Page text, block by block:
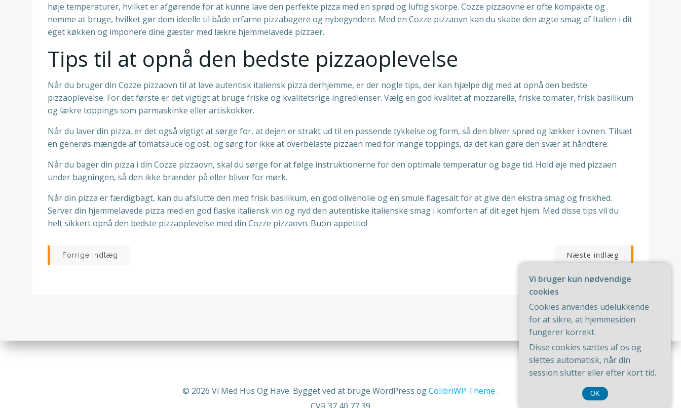
høje temperaturer, hvilket er afgørende for at kunne lave den perfekte pizza med en sprød og luftig skorpe. Cozze pizzaovne er ofte kompakte og
nemme at bruge, hvilket gør dem ideelle til både erfarne pizzabagere og nybegyndere. Med en Cozze pizzaovn kan du skabe den ægte smag af Italien i dit
eget køkken og imponere dine gæster med lækre hjemmelavede pizzaer.
Tips til at opnå den bedste pizzaoplevelse
Når du bruger din Cozze pizzaovn til at lave autentisk italiensk pizza derhjemme, er der nogle tips, der kan hjælpe dig med at opnå den bedste
pizzaoplevelse. For det første er det vigtigt at bruge friske og kvalitetsrige ingredienser. Vælg en god kvalitet af mozzarella, friske tomater, frisk basilikum
og lækre toppings som parmaskinke eller artiskokker.
Når du laver din pizza, er det også vigtigt at sørge for, at dejen er strakt ud til en passende tykkelse og form, så den bliver sprød og lækker i ovnen. Tilsæt
en generøs mængde af tomatsauce og ost, og sørg for ikke at overbelaste pizzaen med for mange toppings, da det kan gøre den svær at håndtere.
Når du bager din pizza i din Cozze pizzaovn, skal du sørge for at følge instruktionerne for den optimale temperatur og bage tid. Hold øje med pizzaen
under bagningen, så den ikke brænder på eller bliver for mørk.
Når din pizza er færdigbagt, kan du afslutte den med frisk basilikum, en god olivenolie og en smule flagesalt for at give den ekstra smag og friskhed.
Server din hjemmelavede pizza med en god flaske italiensk vin og nyd den autentiske italienske smag i komforten af dit eget hjem. Med disse tips vil du
helt sikkert opnå den bedste pizzaoplevelse med din Cozze pizzaovn. Buon appetito!
Indlægsnavigation
Forrige indlæg Indlægsnavigation Næste indlæg
© 2026 Vi Med Hus Og Have. Bygget ved at bruge WordPress ogColibriWP Theme .
Vi bruger kun nødvendige
cookies
Cookies anvendes udelukkende
for at sikre, at hjemmesiden
fungerer korrekt.
Disse cookies sættes af os og
slettes automatisk, når din
session slutter eller efter kort tid.
OK